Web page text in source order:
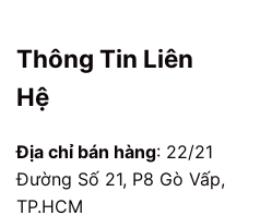
Thông Tin Liên
Hệ
Địa chỉ bán hàng: 22/21
Đường Số 21, P8 Gò Vấp,
TP.HCM